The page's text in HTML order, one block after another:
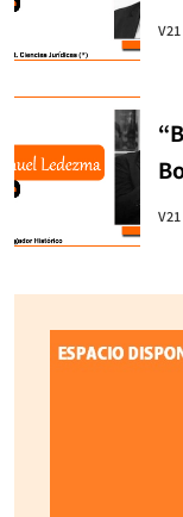
V21
V21